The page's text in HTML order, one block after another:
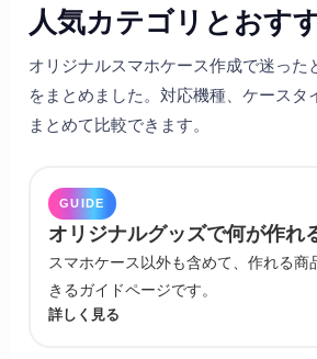
人気カテゴリとおす
オリジナルスマホケース作成で迷った
をまとめました。対応機種、ケースタ
まとめて比較できます。
GUIDE
オリジナルグッズで何が作れ
スマホケース以外も含めて、作れる商
きるガイドページです。
詳しく見る